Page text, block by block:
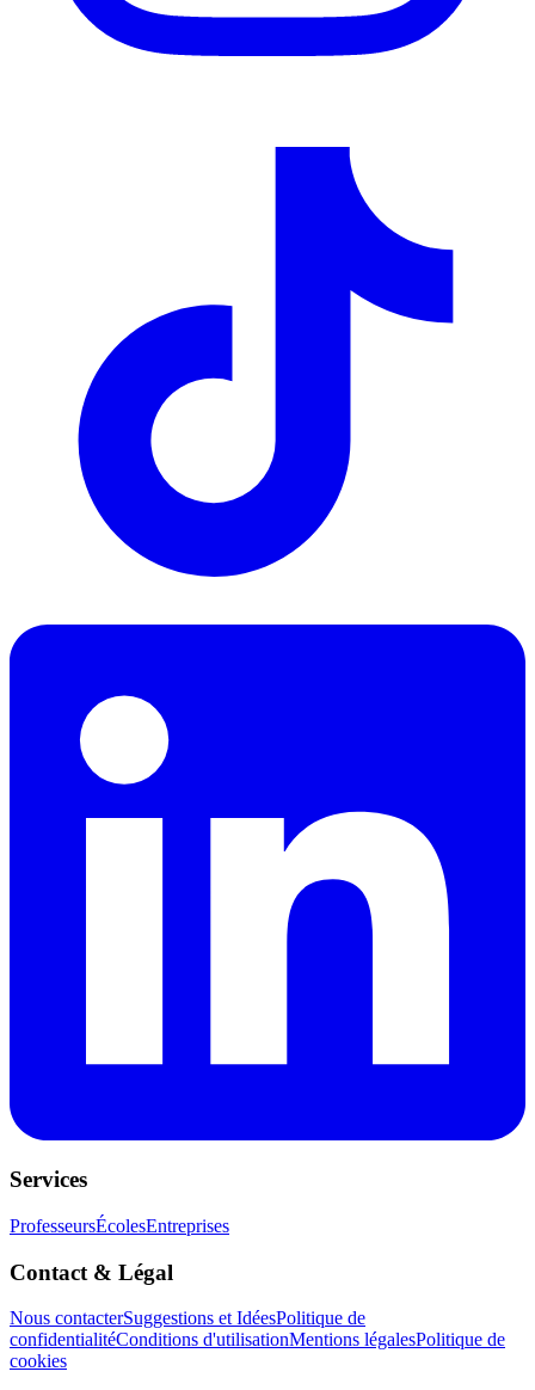
Services
ProfesseursÉcolesEntreprises
Contact & Légal
Nous contacterSuggestions et IdéesPolitique de
confidentialitéConditions d'utilisationMentions légalesPolitique de
cookies